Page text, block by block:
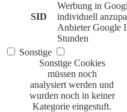
SID
Werbung in
individuell
Anbieter Google
Stunden
Sonstige
Sonstige Cookies
müssen noch
analysiert werden und
wurden noch in keiner
Kategorie eingestuft.